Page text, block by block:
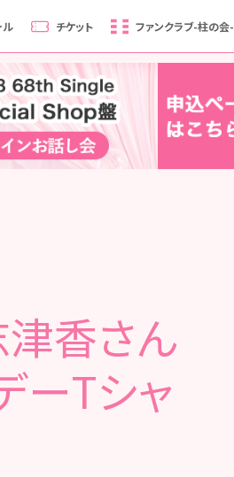
ル チケット ファンクラブ-柱の会-
香さん
ーTシャ